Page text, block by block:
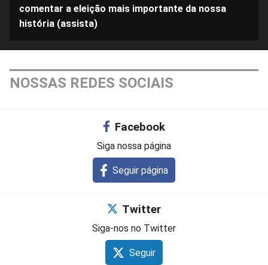
comentar a eleição mais importante da nossa
história (assista)
NOSSAS REDES SOCIAIS
Facebook
Siga nossa página
Seguir página
Twitter
Siga-nos no Twitter
Seguir